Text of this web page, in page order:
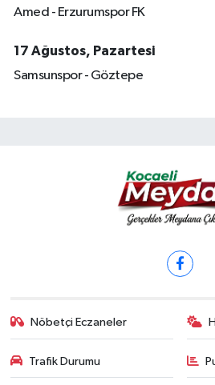
Amed - Erzurumspor FK
17 Ağustos, Pazartesi
Samsunspor - Göztepe
Nöbetçi Eczaneler
Trafik Durumu